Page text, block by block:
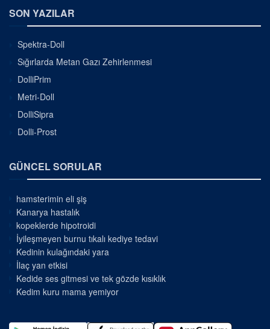
SON YAZILAR
Spektra-Doll
Sığırlarda Metan Gazı Zehirlenmesi
DolliPrim
Metri-Doll
DolliSipra
Dolli-Prost
GÜNCEL SORULAR
hamsterimin eli şiş
Kanarya hastalık
kopeklerde hipotroidi
İyileşmeyen burnu tıkalı kediye tedavi
Kedinin kulağındaki yara
İlaç yan etkisi
Kedide ses gitmesi ve tek gözde kısıklık
Kedim kuru mama yemiyor